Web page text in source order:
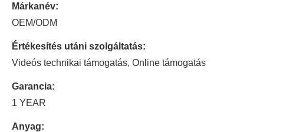
Márkanév:
OEM/ODM
Értékesítés utáni szolgáltatás:
Videós technikai támogatás, Online támogatás
Garancia:
1 YEAR
Anyag: